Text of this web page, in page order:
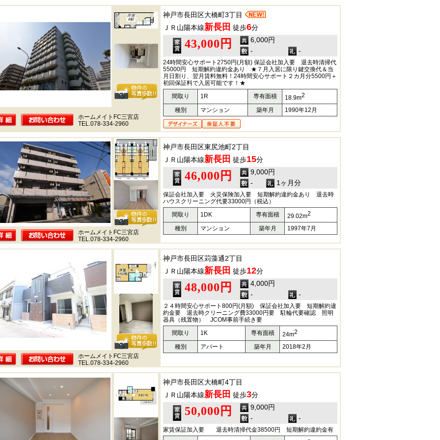
神戸市長田区大橋町3丁目
ＪＲ山陽本線新長田 徒歩6分
43,000円
6,000円
-
-
24時間安心サポート2750円(月額) 保証会社加入要 退去時清掃代
55000円 短期解約違約金あり ★７月入居に限り鍵交換代＆当
月日割り、翌月賃料無料！24時間安心サポート２カ月分5500円＋
初回保証料で入居可能です！★
間取り
1R 専有面積 18.9m2
種別 マンション 築年月
1990年12月
ホームメイトFC三宮店
TEL.078-334-2960
神戸市長田区東尻池町2丁目
ＪＲ山陽本線新長田 徒歩15分
46,000円
9,000円
-
1ヶ月分
保証会社加入要 火災保険加入要 短期解約違約金あり 退去時
ハウスクリーニング代要33000円（税込）
間取り
1DK 専有面積 29.02m2
種別 マンション 築年月 1997年7月
ホームメイトFC三宮店
TEL.078-334-2960
神戸市長田区苅藻通2丁目
ＪＲ山陽本線新長田 徒歩12分
48,000円
4,000円
-
-
２４時間安心サポート800円(月額) 保証会社加入要 短期解約違
約金要 退去時クリーニング費33000円要 駐輪代要確認 照明
器具（残置物） JCOM事前手続き要
間取り
1K 専有面積 24m2
種別 アパート 築年月
2018年2月
ホームメイトFC三宮店
TEL.078-334-2960
神戸市長田区大橋町4丁目
ＪＲ山陽本線新長田 徒歩3分
50,000円
9,000円
-
-
家賃保証加入要 退去時清掃代金38500円 短期解約違約金有